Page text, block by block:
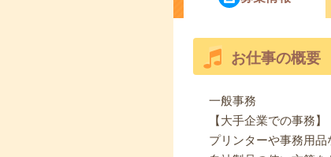
お仕事の概要
一般事務
【大手企業での事務】
プリンターや事務用品